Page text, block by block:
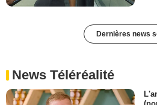
Dernières news
News Téléréalité